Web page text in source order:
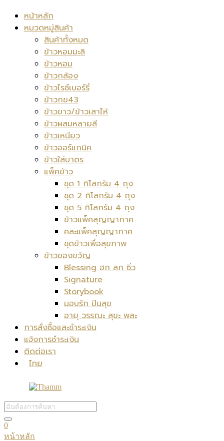
หน้าหลัก
หมวดหมู่สินค้า
สินค้าทั้งหมด
ข้าวหอมมะลิ
ข้าวหอม
ข้าวกล้อง
ข้าวไรซ์เบอร์รี่
ข้าวกข43
ข้าวขาว/ข้าวเสาไห้
ข้าวผสมหลายสี
ข้าวเหนียว
ข้าวออร์แกนิค
ข้าวใส่บาตร
แพ็คข้าว
ชุด 1 กิโลกรัม 4 ถุง
ชุด 2 กิโลกรัม 4 ถุง
ชุด 5 กิโลกรัม 4 ถุง
ข้าวแพ็คสุญญากาศ
คละแพ็คสุญญากาศ
ชุดข้าวเพื่อสุขภาพ
ข้าวของขวัญ
Blessing ฮก ลก ซิ่ว
Signature
Storybook
มอบรัก ปันสุข
อายุ วรรณะ สุขะ พละ
การสั่งซื้อและชำระเงิน
แจ้งการชำระเงิน
ติดต่อเรา
ไทย
0
หน้าหลัก